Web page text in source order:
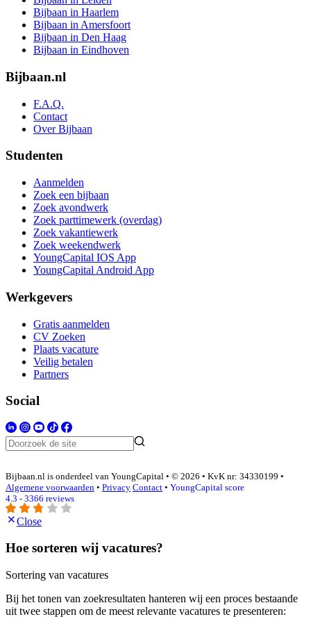
Bijbaan in Haarlem
Bijbaan in Amersfoort
Bijbaan in Den Haag
Bijbaan in Eindhoven
Bijbaan.nl
F.A.Q.
Contact
Over Bijbaan
Studenten
Aanmelden
Zoek een bijbaan
Zoek avondwerk
Zoek parttimewerk (overdag)
Zoek vakantiewerk
Zoek weekendwerk
YoungCapital IOS App
YoungCapital Android App
Werkgevers
Gratis aanmelden
CV Zoeken
Plaats vacature
Veilig betalen
Partners
Social
Bijbaan.nl is onderdeel van YoungCapital • © 2026 • KvK nr: 34330199 •
Algemene voorwaarden • Privacy Contact • YoungCapital score
4.3 - 3366 reviews
Close
Hoe sorteren wij vacatures?
Sortering van vacatures
Bij het tonen van zoekresultaten hanteren wij een proces bestaande
uit twee stappen om de meest relevante vacatures te presenteren: